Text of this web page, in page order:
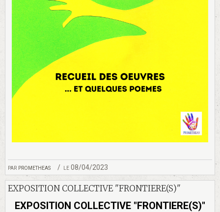
par prometheas le 08/04/2023
EXPOSITION COLLECTIVE "FRONTIERE(S)"
EXPOSITION COLLECTIVE "FRONTIERE(S)"